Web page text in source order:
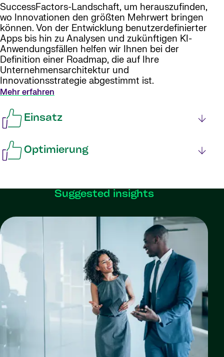
SuccessFactors-Landschaft, um herauszufinden,
wo Innovationen den größten Mehrwert bringen
können. Von der Entwicklung benutzerdefinierter
Apps bis hin zu Analysen und zukünftigen KI-
Anwendungsfällen helfen wir Ihnen bei der
Definition einer Roadmap, die auf Ihre
Unternehmensarchitektur und
Innovationsstrategie abgestimmt ist.
Mehr erfahren
Einsatz
Optimierung
Suggested insights